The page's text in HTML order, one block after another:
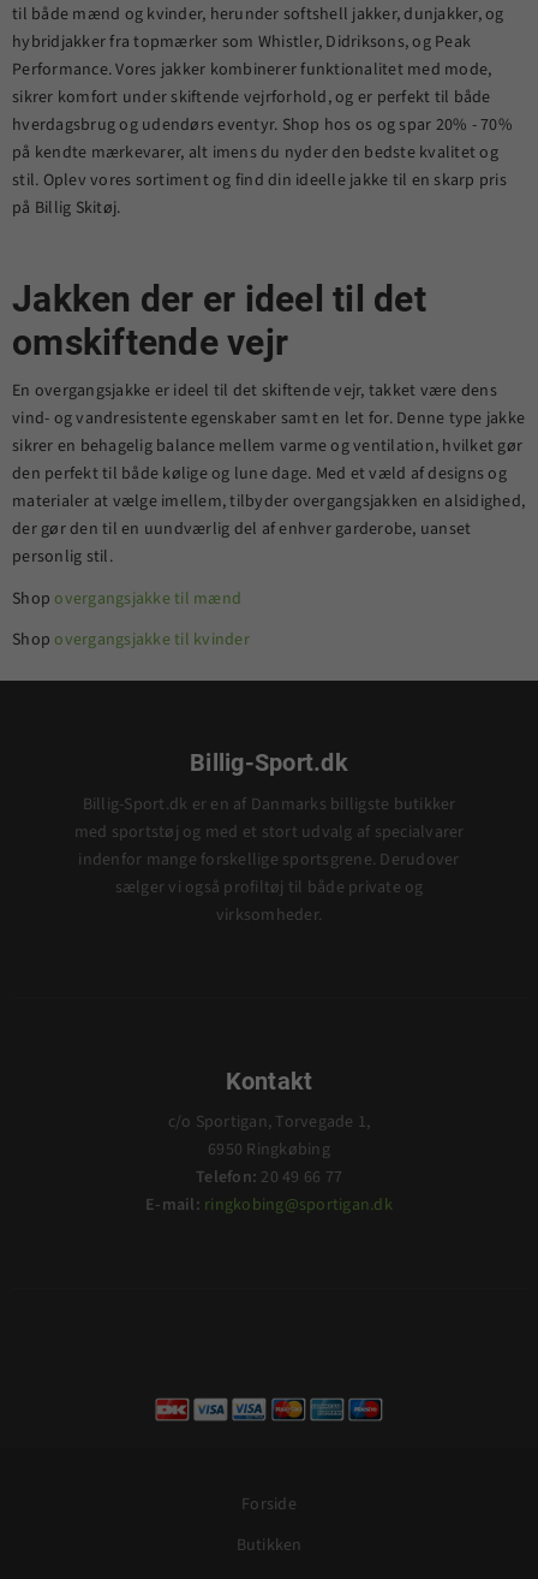
til både mænd og kvinder, herunder softshell jakker, dunjakker, og
hybridjakker fra topmærker som Whistler, Didriksons, og Peak
Performance. Vores jakker kombinerer funktionalitet med mode,
sikrer komfort under skiftende vejrforhold, og er perfekt til både
hverdagsbrug og udendørs eventyr. Shop hos os og spar 20% - 70%
på kendte mærkevarer, alt imens du nyder den bedste kvalitet og
stil. Oplev vores sortiment og find din ideelle jakke til en skarp pris
på Billig Skitøj.
Jakken der er ideel til det
omskiftende vejr
En overgangsjakke er ideel til det skiftende vejr, takket være dens
vind- og vandresistente egenskaber samt en let for. Denne type jakke
sikrer en behagelig balance mellem varme og ventilation, hvilket gør
den perfekt til både kølige og lune dage. Med et væld af designs og
materialer at vælge imellem, tilbyder overgangsjakken en alsidighed,
der gør den til en uundværlig del af enhver garderobe, uanset
personlig stil.
Shopovergangsjakke til mænd
Shopovergangsjakke til kvinder
Billig-Sport.dk
Billig-Sport.dk er en af Danmarks billigste butikker
med sportstøj og med et stort udvalg af specialvarer
indenfor mange forskellige sportsgrene. Derudover
sælger vi også profiltøj til både private og
virksomheder.
Kontakt
c/o Sportigan, Torvegade 1,
6950 Ringkøbing
Telefon: 20 49 66 77
E-mail: ringkobing@sportigan.dk
Forside
Butikken